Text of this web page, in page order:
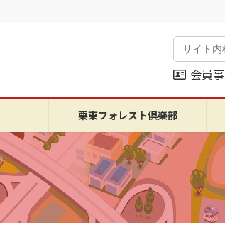
会員
栗東フォレスト倶楽部